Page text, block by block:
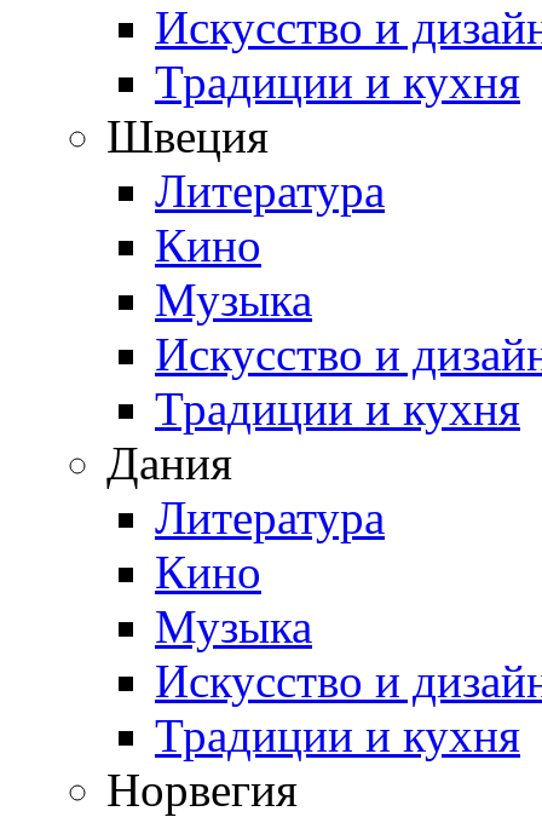
Искусство и
Традиции и кухня
Швеция
Литература
Кино
Музыка
Искусство и
Традиции и кухня
Дания
Литература
Кино
Музыка
Искусство и
Традиции и кухня
Норвегия